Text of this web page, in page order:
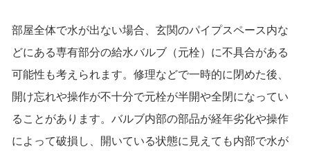
部屋全体で水が出ない場合、玄関のパイプスペース内な
どにある専有部分の給水バルブ（元栓）に不具合がある
可能性も考えられます。修理などで一時的に閉めた後、
開け忘れや操作が不十分で元栓が半開や全閉になってい
ることがあります。バルブ内部の部品が経年劣化や操作
によって破損し、開いている状態に見えても内部で水が